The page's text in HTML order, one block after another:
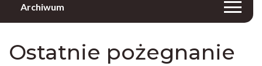
Archiwum
Ostatnie pożegnanie